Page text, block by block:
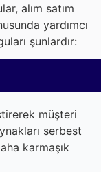
alım satım
yardımcı
şunlardır:
müşteri
serbest
karmaşık